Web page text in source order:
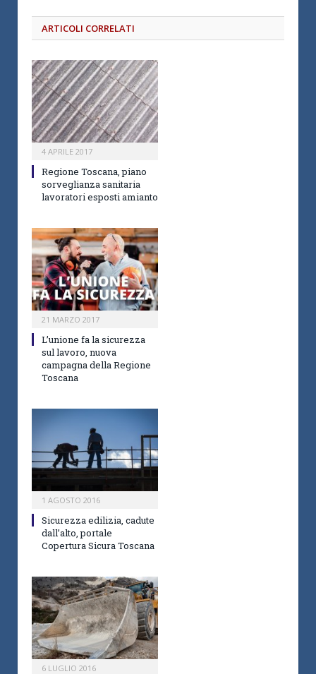
ARTICOLI CORRELATI
4 APRILE 2017
Regione Toscana, piano
sorveglianza sanitaria
lavoratori esposti amianto
21 MARZO 2017
L’unione fa la sicurezza
sul lavoro, nuova
campagna della Regione
Toscana
1 AGOSTO 2016
Sicurezza edilizia, cadute
dall’alto, portale
Copertura Sicura Toscana
6 LUGLIO 2016